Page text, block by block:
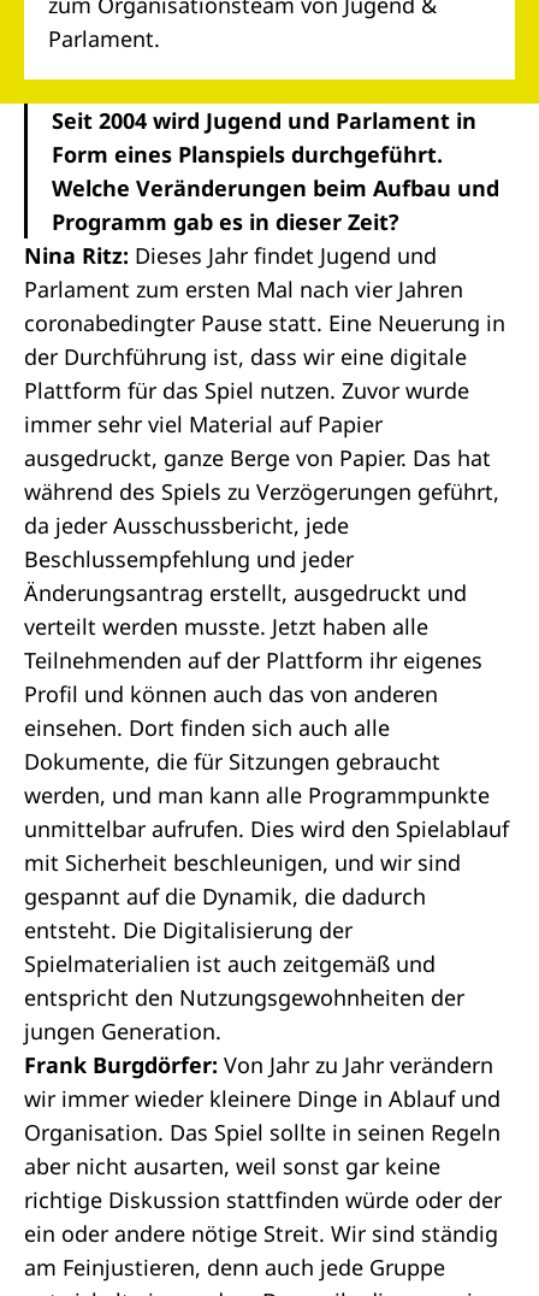
Parlament.
Seit 2004 wird Jugend und Parlament in
Form eines Planspiels durchgeführt.
Welche Veränderungen beim Aufbau und
Programm gab es in dieser Zeit?
Nina Ritz: Dieses Jahr findet Jugend und
Parlament zum ersten Mal nach vier Jahren
coronabedingter Pause statt. Eine Neuerung in
der Durchführung ist, dass wir eine digitale
Plattform für das Spiel nutzen. Zuvor wurde
immer sehr viel Material auf Papier
ausgedruckt, ganze Berge von Papier. Das hat
während des Spiels zu Verzögerungen geführt,
da jeder Ausschussbericht, jede
Beschlussempfehlung und jeder
Änderungsantrag erstellt, ausgedruckt und
verteilt werden musste. Jetzt haben alle
Teilnehmenden auf der Plattform ihr eigenes
Profil und können auch das von anderen
einsehen. Dort finden sich auch alle
Dokumente, die für Sitzungen gebraucht
werden, und man kann alle Programmpunkte
unmittelbar aufrufen. Dies wird den Spielablauf
mit Sicherheit beschleunigen, und wir sind
gespannt auf die Dynamik, die dadurch
entsteht. Die Digitalisierung der
Spielmaterialien ist auch zeitgemäß und
entspricht den Nutzungsgewohnheiten der
jungen Generation.
Frank Burgdörfer: Von Jahr zu Jahr verändern
wir immer wieder kleinere Dinge in Ablauf und
Organisation. Das Spiel sollte in seinen Regeln
aber nicht ausarten, weil sonst gar keine
richtige Diskussion stattfinden würde oder der
ein oder andere nötige Streit. Wir sind ständig
am Feinjustieren, denn auch jede Gruppe